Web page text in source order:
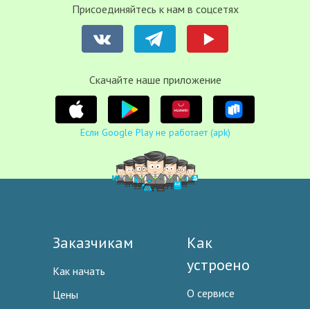
Присоединяйтесь к нам в соцсетях
Cкачайте наше приложение
Если Google Play не работает (apk)
Заказчикам
Как начать
Цены
Как
устроено
О сервисе